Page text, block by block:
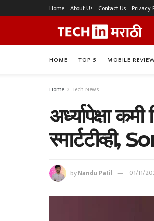
Home About Us Contact Us Privacy
HOME TOP 5 MOBILE REVIEW
Home Tech News
अर्ध्यापेक्षा
स्मार्टटीव्ही,
byNandu Patil 01/11/